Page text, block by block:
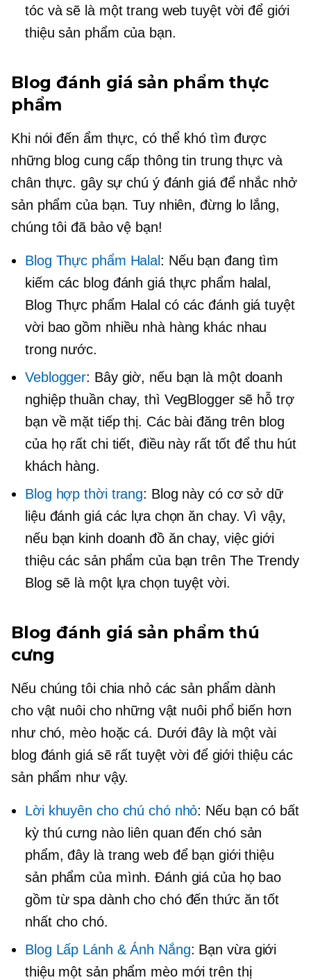
tóc và sẽ là một trang web tuyệt vời để giới
thiệu sản phẩm của bạn.
Blog đánh giá sản phẩm thực
phẩm
Khi nói đến ẩm thực, có thể khó tìm được
những blog cung cấp thông tin trung thực và
chân thực. gây sự chú ýđánh giá để nhắc nhở
sản phẩm của bạn. Tuy nhiên, đừng lo lắng,
chúng tôi đã bảo vệ bạn!
Blog Thực phẩm Halal : Nếu bạn đang tìm
kiếm các blog đánh giá thực phẩm halal,
Blog Thực phẩm Halal có các đánh giá tuyệt
vời bao gồm nhiều nhà hàng khác nhau
trong nước.
Veblogger: Bây giờ, nếu bạn là một doanh
nghiệp thuần chay, thì VegBlogger sẽ hỗ trợ
bạn về mặt tiếp thị. Các bài đăng trên blog
của họ rất chi tiết, điều này rất tốt để thu hút
khách hàng.
Blog hợp thời trang: Blog này có cơ sở dữ
liệu đánh giá các lựa chọn ăn chay. Vì vậy,
nếu bạn kinh doanh đồ ăn chay, việc giới
thiệu các sản phẩm của bạn trên The Trendy
Blog sẽ là một lựa chọn tuyệt vời.
Blog đánh giá sản phẩm thú
cưng
Nếu chúng tôi chia nhỏ các sản phẩm dành
cho vật nuôi cho những vật nuôi phổ biến hơn
như chó, mèo hoặc cá. Dưới đây là một vài
blog đánh giá sẽ rất tuyệt vời để giới thiệu các
sản phẩm như vậy.
Lời khuyên cho chú chó nhỏ: Nếu bạn có bất
kỳ thú cưng nào liên quan đến chósản
phẩm, đây là trang web để bạn giới thiệu
sản phẩm của mình. Đánh giá của họ bao
gồm từ spa dành cho chó đến thức ăn tốt
nhất cho chó.
Blog Lấp Lánh & Ánh Nắng: Bạn vừa giới
thiệu một sản phẩm mèo mới trên thị